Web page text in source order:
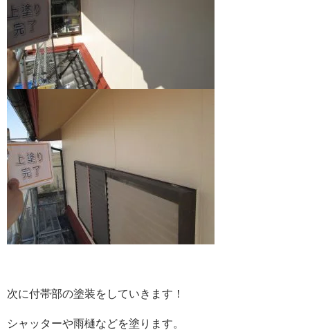
次に付帯部の塗装をしていきます！
シャッターや雨樋などを塗ります。